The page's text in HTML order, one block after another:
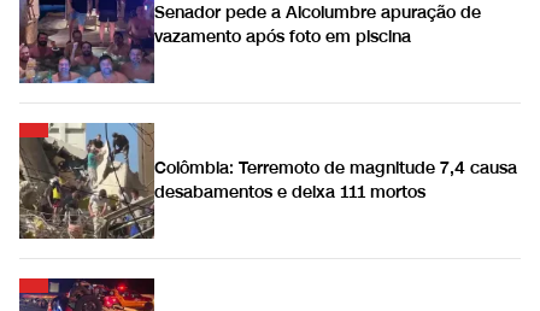
Senador pede a Alcolumbre apuração de
vazamento após foto em piscina
Colômbia: Terremoto de magnitude 7,4 causa
desabamentos e deixa 111 mortos